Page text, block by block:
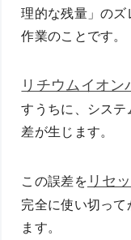
理的な残量」の
作業のことです。
リチウムイオン
すうちに、システ
差が生じます。
この誤差を リセ
完全に使い切って
ます。